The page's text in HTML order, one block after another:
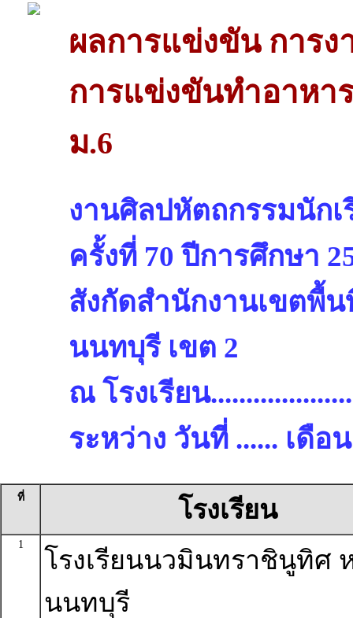
ผลการแข่งขัน การง
การแข่งขันทำอาหา
ม.6
งานศิลปหัตถกรรมนัก
ครั้งที่ 70 ปีการศึกษา
สังกัดสำนักงานเขตพื้
นนทบุรี เขต 2
ณ โรงเรียน
ระหว่าง วันที่ ...... เดือ
ที่ โรงเรียน
1
โรงเรียนนวมินทราชินูทิศ
นนทบุรี